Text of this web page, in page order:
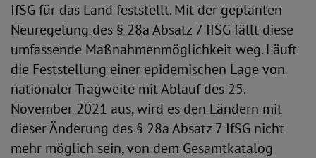
IfSG für das Land feststellt. Mit der geplanten
Neuregelung des § 28a Absatz 7 IfSG fällt diese
umfassende Maßnahmenmöglichkeit weg. Läuft
die Feststellung einer epidemischen Lage von
nationaler Tragweite mit Ablauf des 25.
November 2021 aus, wird es den Ländern mit
dieser Änderung des § 28a Absatz 7 IfSG nicht
mehr möglich sein, von dem Gesamtkatalog